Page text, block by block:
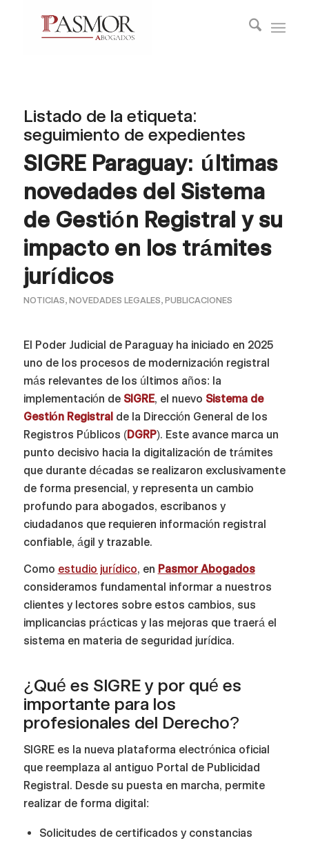
Listado de la etiqueta:
seguimiento de expedientes
SIGRE Paraguay: últimas
novedades del Sistema
de Gestión Registral y su
impacto en los trámites
jurídicos
NOTICIAS, NOVEDADES LEGALES, PUBLICACIONES
El Poder Judicial de Paraguay ha iniciado en 2025
uno de los procesos de modernización registral
más relevantes de los últimos años: la
implementación de SIGRE, el nuevo Sistema de
Gestión Registralde la Dirección General de los
Registros Públicos (DGRP). Este avance marca un
punto decisivo hacia la digitalización de trámites
que durante décadas se realizaron exclusivamente
de forma presencial, y representa un cambio
profundo para abogados, escribanos y
ciudadanos que requieren información registral
confiable, ágil y trazable.
Como estudio jurídico, en Pasmor Abogados
consideramos fundamental informar a nuestros
clientes y lectores sobre estos cambios, sus
implicancias prácticas y las mejoras que traerá el
sistema en materia de seguridad jurídica.
¿Qué es SIGRE y por qué es
importante para los
profesionales del Derecho?
SIGRE es la nueva plataforma electrónica oficial
que reemplaza al antiguo Portal de Publicidad
Registral. Desde su puesta en marcha, permite
realizar de forma digital:
Solicitudes de certificados y constancias